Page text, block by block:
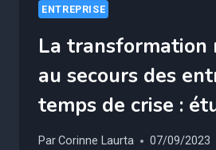
ENTREPRISE
La transformation
au secours des
temps de crise :
ParCorinne Laurta 07/09/2023